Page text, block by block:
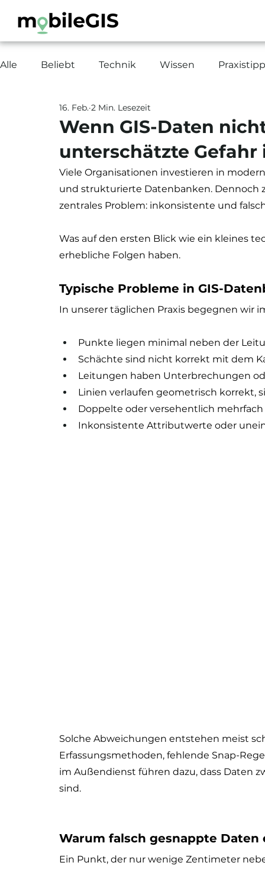
Alle Beliebt Technik Wissen
Wenn GIS-Daten
unterschätzte
16. Feb. 2 Min. Lesezeit
Viele Organisationen investieren in
und strukturierte Datenbanken. Dennoch
zentrales Problem: inkonsistente und
Was auf den ersten Blick wie ein kleines
erhebliche Folgen haben.
Typische Probleme in GIS-
In unserer täglichen Praxis begegnen wir
Punkte liegen minimal neben der
Schächte sind nicht korrekt mit dem
Leitungen haben Unterbrechungen
Linien verlaufen geometrisch korrekt,
Doppelte oder versehentlich
Inkonsistente Attributwerte oder
Solche Abweichungen entstehen meist
Erfassungsmethoden, fehlende Snap-
im Außendienst führen dazu, dass Daten
sind.
Warum falsch gesnappte
Ein Punkt, der nur wenige Zentimeter